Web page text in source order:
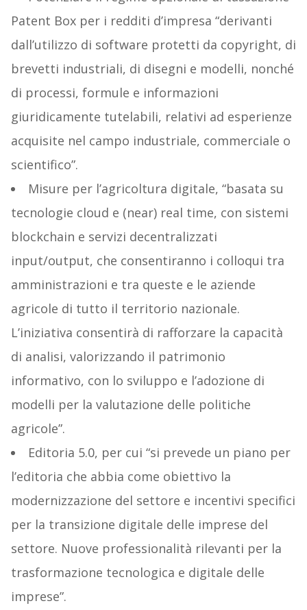
Patent Box per i redditi d’impresa “derivanti
dall’utilizzo di software protetti da copyright, di
brevetti industriali, di disegni e modelli, nonché
di processi, formule e informazioni
giuridicamente tutelabili, relativi ad esperienze
acquisite nel campo industriale, commerciale o
scientifico”.
Misure per l’agricoltura digitale, “basata su
tecnologie cloud e (near) real time, con sistemi
blockchain e servizi decentralizzati
input/output, che consentiranno i colloqui tra
amministrazioni e tra queste e le aziende
agricole di tutto il territorio nazionale.
L’iniziativa consentirà di rafforzare la capacità
di analisi, valorizzando il patrimonio
informativo, con lo sviluppo e l’adozione di
modelli per la valutazione delle politiche
agricole”.
Editoria 5.0, per cui “si prevede un piano per
l’editoria che abbia come obiettivo la
modernizzazione del settore e incentivi specifici
per la transizione digitale delle imprese del
settore. Nuove professionalità rilevanti per la
trasformazione tecnologica e digitale delle
imprese”.